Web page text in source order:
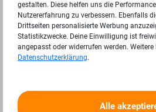
« »
gestalten. Diese helfen uns die
Nutzererfahrung zu verbessern. Ebenfalls
Drittseiten personalisierte Werbung
Statistikzwecke. Deine Einwilligung ist
angepasst oder widerrufen werden.
Datenschutzerklärung.
Alle